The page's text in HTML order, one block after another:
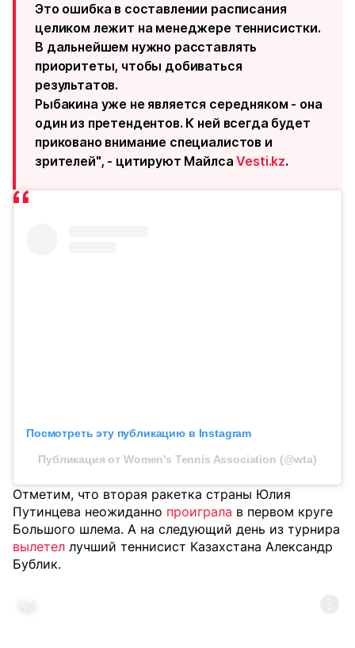
Это ошибка в составлении расписания
целиком лежит на менеджере теннисистки.
В дальнейшем нужно расставлять
приоритеты, чтобы добиваться
результатов.
Рыбакина уже не является середняком - она
один из претендентов. К ней всегда будет
приковано внимание специалистов и
зрителей", - цитируют МайлсаVesti.kz.
Посмотреть эту публикацию в Instagram
Публикация от Women’s Tennis Association (@wta)
Отметим, что вторая ракетка страны Юлия
Путинцева неожиданно проиграла в первом круге
Большого шлема. А на следующий день из турнира
вылетел лучший теннисист Казахстана Александр
Бублик.